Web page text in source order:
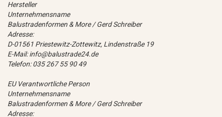
Hersteller
Unternehmensname
Balustradenformen & More / Gerd Schreiber
Adresse:
D-01561 Priestewitz-Zottewitz, Lindenstraße 19
E-Mail: info@balustrade24.de
Telefon: 035 267 55 90 49
EU Verantwortliche Person
Unternehmensname
Balustradenformen & More / Gerd Schreiber
Adresse: